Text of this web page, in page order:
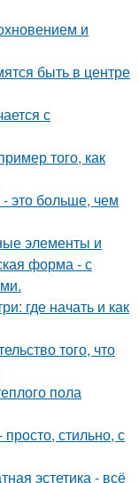
и
быть в центре
с
того, как
это больше, чем
элементы и
форма - с
где начать и как
того, что
пола
стильно, с
эстетика - всё